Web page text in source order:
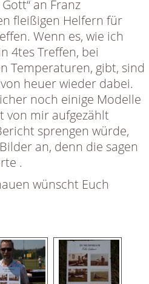
an Franz
fleißigen Helfern für
Wenn es, wie ich
4tes Treffen, bei
Temperaturen, gibt, sind
heuer wieder dabei.
noch einige Modelle
von mir aufgezählt
sprengen würde,
an, denn die sagen
.
wünscht Euch